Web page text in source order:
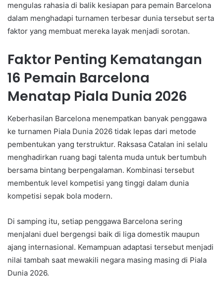
mengulas rahasia di balik kesiapan para pemain Barcelona
dalam menghadapi turnamen terbesar dunia tersebut serta
faktor yang membuat mereka layak menjadi sorotan.
Faktor Penting Kematangan
16 Pemain Barcelona
Menatap Piala Dunia 2026
Keberhasilan Barcelona menempatkan banyak penggawa
ke turnamen Piala Dunia 2026 tidak lepas dari metode
pembentukan yang terstruktur. Raksasa Catalan ini selalu
menghadirkan ruang bagi talenta muda untuk bertumbuh
bersama bintang berpengalaman. Kombinasi tersebut
membentuk level kompetisi yang tinggi dalam dunia
kompetisi sepak bola modern.
Di samping itu, setiap penggawa Barcelona sering
menjalani duel bergengsi baik di liga domestik maupun
ajang internasional. Kemampuan adaptasi tersebut menjadi
nilai tambah saat mewakili negara masing masing di Piala
Dunia 2026.